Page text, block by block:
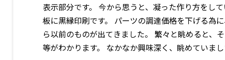
表示部分です。 今から思うと、凝った作り方をし
板に黒縁印刷です。 パーツの調達価格を下げる為
ら以前のものが出てきました。 繁々と眺めると、
等がわかります。 なかなか興味深く、眺めていま